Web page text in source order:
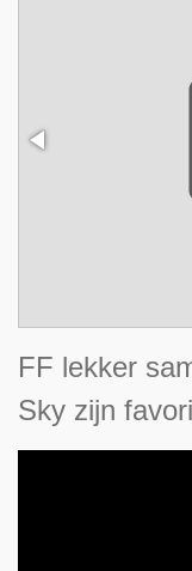
FF lekker
Sky zijn